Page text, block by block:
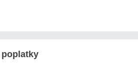
poplatky